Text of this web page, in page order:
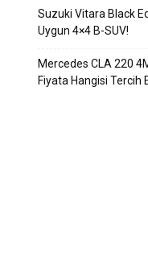
Suzuki Vitara Black
Uygun 4×4 B-SUV!
Mercedes CLA 220
Fiyata Hangisi Tercih